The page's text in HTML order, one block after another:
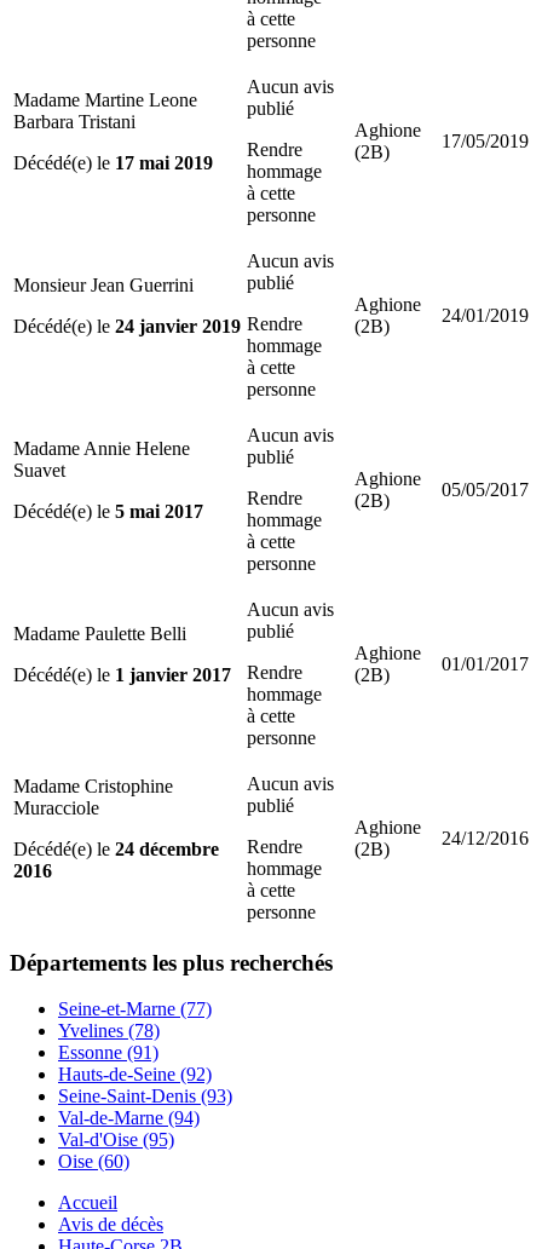
à cette
personne
Madame Martine Leone
Barbara Tristani
Décédé(e) le 17 mai 2019
Aucun avis
publié
Rendre
hommage
à cette
personne
Aghione
(2B)
17/05/2019
Monsieur Jean Guerrini
Décédé(e) le 24 janvier 2019
Aucun avis
publié
Rendre
hommage
à cette
personne
Aghione
(2B)
24/01/2019
Madame Annie Helene
Suavet
Décédé(e) le 5 mai 2017
Aucun avis
publié
Rendre
hommage
à cette
personne
Aghione
(2B)
05/05/2017
Madame Paulette Belli
Décédé(e) le 1 janvier 2017
Aucun avis
publié
Rendre
hommage
à cette
personne
Aghione
(2B)
01/01/2017
Madame Cristophine
Muracciole
Décédé(e) le 24 décembre
2016
Aucun avis
publié
Rendre
hommage
à cette
personne
Aghione
(2B)
24/12/2016
Départements les plus recherchés
Seine-et-Marne (77)
Yvelines (78)
Essonne (91)
Hauts-de-Seine (92)
Seine-Saint-Denis (93)
Val-de-Marne (94)
Val-d'Oise (95)
Oise (60)
Accueil
Avis de décès